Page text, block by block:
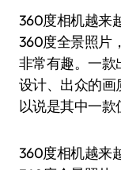
360度相机越来越流行，它们不仅可以拍摄出惊人的
360度全景照片
非常有趣。一
设计、出众的
以说是其中一款
360度相机越来